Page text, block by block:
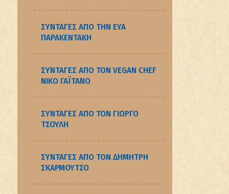
ΣΥΝΤΑΓΈΣ ΑΠΌ ΤΗΝ ΕΎΑ
ΠΑΡΑΚΕΝΤΆΚΗ
ΣΥΝΤΑΓΈΣ ΑΠΌ ΤΟΝ VEGAN CHEF
NΊΚΟ ΓΑΪΤΆΝΟ
ΣΥΝΤΑΓΈΣ ΑΠΌ ΤΟΝ ΓΙΏΡΓΟ
ΤΣΟΎΛΗ
ΣΥΝΤΑΓΈΣ ΑΠΌ ΤΟΝ ΔΗΜΉΤΡΗ
ΣΚΑΡΜΟΎΤΣΟ